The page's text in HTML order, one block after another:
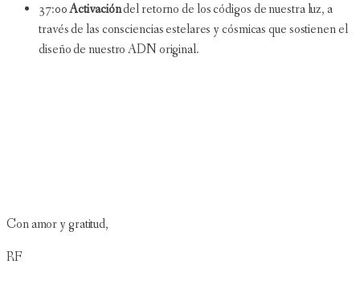
37:00Activacióndel retorno de los códigos de nuestra luz, a
través de las consciencias estelares y cósmicas que sostienen el
diseño de nuestro ADN original.
Con amor y gratitud,
RF